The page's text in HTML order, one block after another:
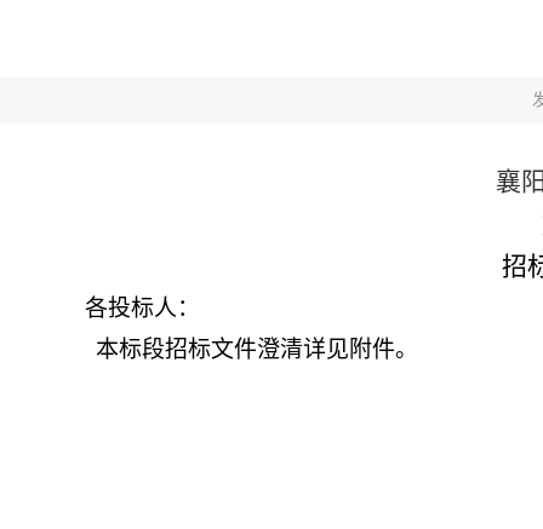
襄
招
各投标人：
本标段招标文件澄清详见附件。